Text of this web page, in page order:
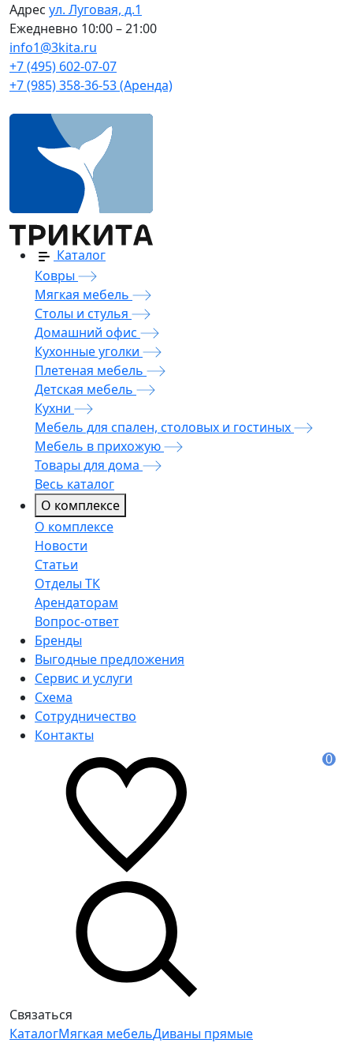
Адрес ул. Луговая, д.1
Ежедневно 10:00 – 21:00
info1@3kita.ru
+7 (495) 602-07-07
+7 (985) 358-36-53 (Аренда)
Каталог
Ковры
Мягкая мебель
Столы и стулья
Домашний офис
Кухонные уголки
Плетеная мебель
Детская мебель
Кухни
Мебель для спален, столовых и гостиных
Мебель в прихожую
Товары для дома
Весь каталог
О комплексе
О комплексе
Новости
Статьи
Отделы ТК
Арендаторам
Вопрос-ответ
Бренды
Выгодные предложения
Сервис и услуги
Схема
Сотрудничество
Контакты
0
Связаться
КаталогМягкая мебельДиваны прямые